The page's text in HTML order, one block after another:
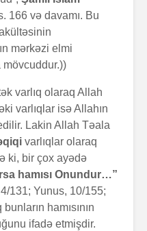
166 və davamı. Bu
mərkəzi elmi
mövcuddur.))
varlıq olaraq Allah
varlıqlar isə Allahın
Lakin Allah Təala
varlıqlar olaraq
ki, bir çox ayədə
hamısı Onundur…”
131; Yunus, 10/155;
hamısının
ifadə etmişdir.